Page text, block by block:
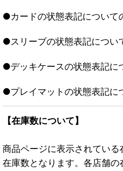
●カードの状態表記について
●スリーブの状態表記につい
●デッキケースの状態表記に
●プレイマットの状態表記に
【在庫数について】
商品ページに表示されてい
在庫数となります。各店舗